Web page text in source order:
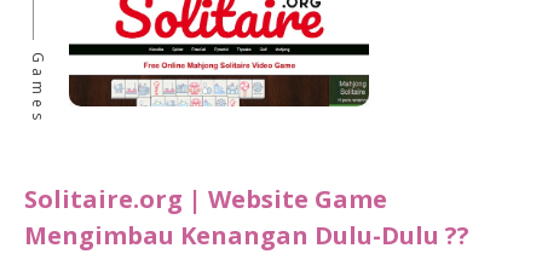
Games
Solitaire.org | Website Game
Mengimbau Kenangan Dulu-Dulu ??